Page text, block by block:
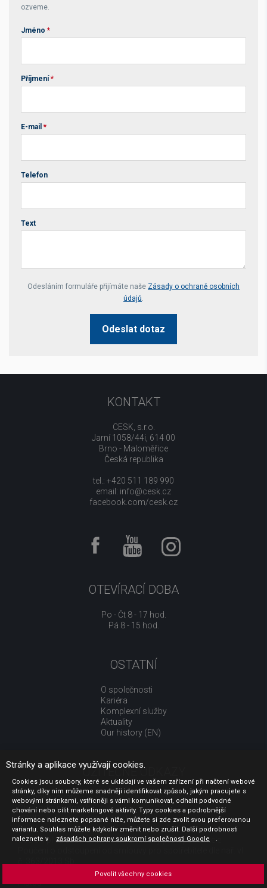
ozveme.
Jméno *
Příjmení *
E-mail *
Telefon
Text
Your website *
Odesláním formuláře přijímáte naše Zásady o ochraně osobních
údajů.
Odeslat dotaz
KONTAKT
CESK, s.r.o.
Jarní 1058/44i, 614 00
Brno - Maloměřice
Česká republika
tel.: +420 511 189 990
email: info@cesk.cz
facebook.com/cesk.cz
OTEVÍRACÍ DOBA
Po - Čt 8 - 17 hod.
Pá 8 - 15 hod.
OSTATNÍ
O společnosti
Kariéra
Komplexní služby
Aktuality
Our history (EN)
UŽITEČNÉ ODKAZY
Jak nakupovat
Obchodní podmínky
GDPR - ochrana osobních údajů
Profil zadavatele
Sdělení před uzavřením kupní smlouvy pro spotřebitele
Platba
Stránky a aplikace využívají cookies.
Cookies jsou soubory, které se ukládají ve vašem zařízení při načtení webové
stránky, díky nim můžeme snadněji identifikovat způsob, jakým pracujete s
webovými stránkami, vstřícněji s vámi komunikovat, odhalit podvodné
chování nebo cílit marketingové aktivity. Typy cookies a podrobnější
informace naleznete popsané níže, můžete si zde zvolit svou preferovanou
variantu. Souhlas můžete kdykoliv změnit nebo zrušit. Další podrobnosti
naleznete v
zásadách ochrany soukromí společnosti Google .
Povolit všechny cookies